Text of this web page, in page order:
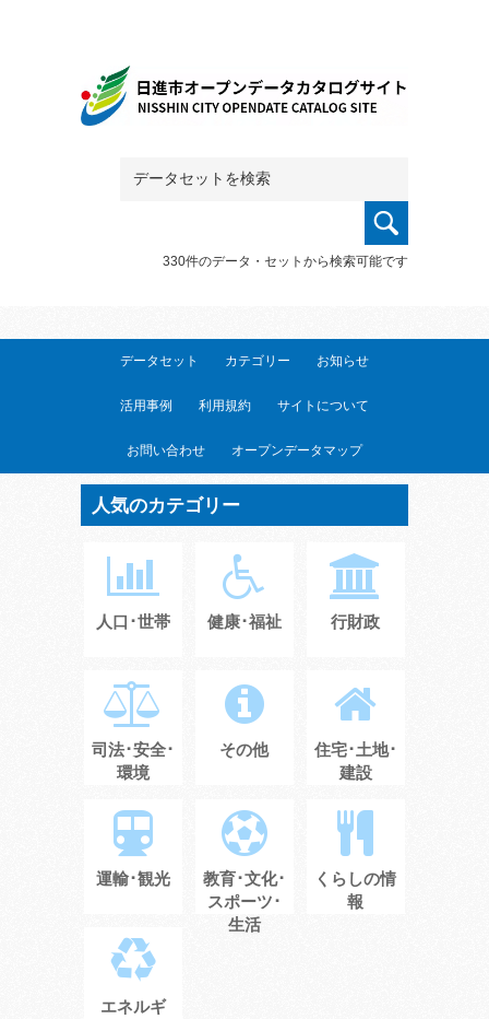
330件のデータ・セットから検索可能です
データセット カテゴリー お知らせ
活用事例 利用規約 サイトについて
お問い合わせ オープンデータマップ
人気のカテゴリー
人口･世帯 健康･福祉 行財政
司法･安全･
環境
その他
住宅･土地･
建設
運輸･観光
教育･文化･
スポーツ･
生活
くらしの情
報
エネルギ